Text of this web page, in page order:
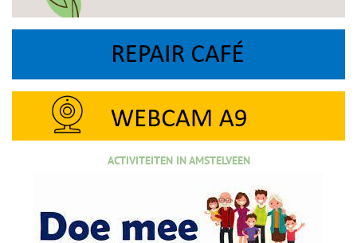
ACTIVITEITEN IN AMSTELVEEN